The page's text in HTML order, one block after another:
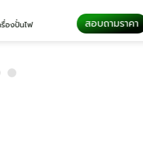
องปั่นไฟ สอบถามราคา